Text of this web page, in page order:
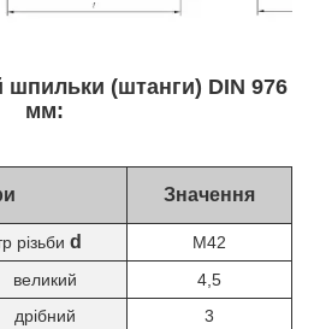
шпильки (штанги) DIN 976
мм:
Значення
різьби d
М42
великий
4,5
дрібний
3